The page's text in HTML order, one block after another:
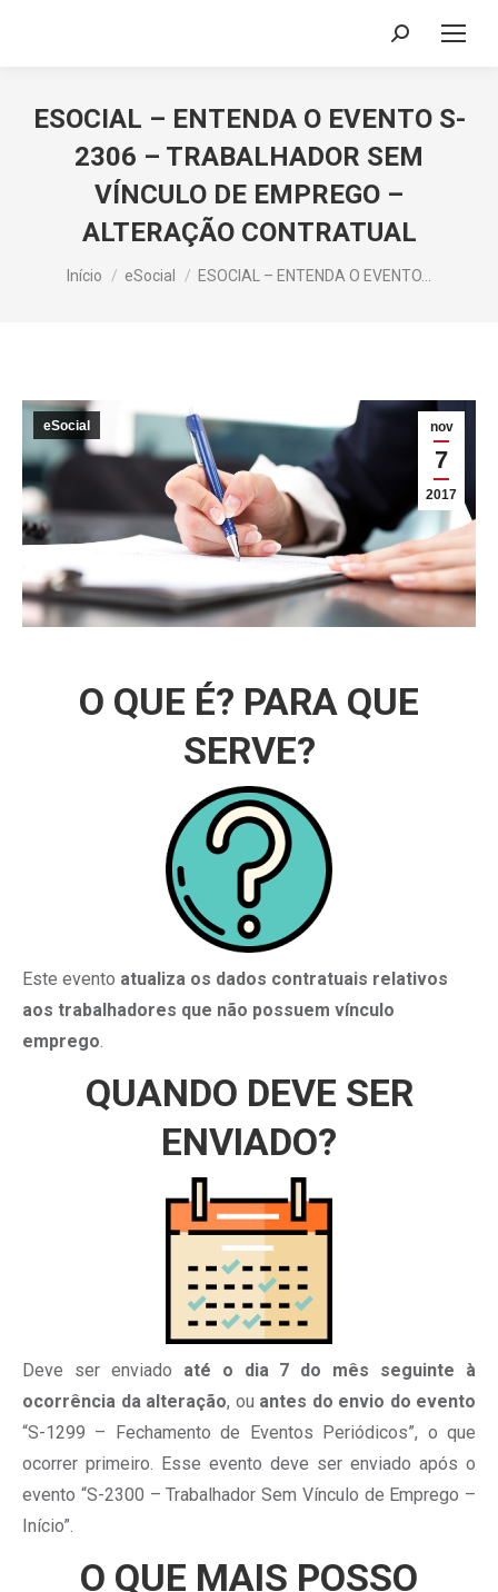
Search:
ESOCIAL – ENTENDA O EVENTO S-
2306 – TRABALHADOR SEM
VÍNCULO DE EMPREGO –
ALTERAÇÃO CONTRATUAL
Você está aqui:
Início eSocial ESOCIAL – ENTENDA O EVENTO…
nov
7
2017
eSocial
O QUE É? PARA QUE
SERVE?
Este evento atualiza os dados contratuais relativos
aos trabalhadores que não possuem vínculo
emprego.
QUANDO DEVE SER
ENVIADO?
Deve ser enviado até o dia 7 do mês seguinte à
ocorrência da alteração, ou antes do envio do evento
“S-1299 – Fechamento de Eventos Periódicos”, o que
ocorrer primeiro. Esse evento deve ser enviado após o
evento “S-2300 – Trabalhador Sem Vínculo de Emprego –
Início”.
O QUE MAIS POSSO